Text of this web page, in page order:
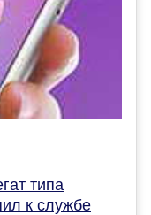
типа
к службе